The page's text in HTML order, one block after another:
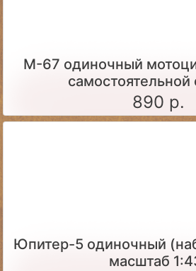
М-67 одиночный
самостоятельной
890 р.
Юпитер-5 одиночный
масштаб